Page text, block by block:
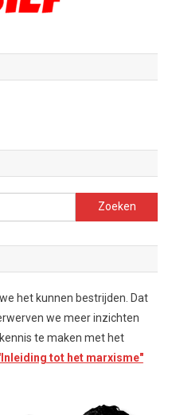
Zoeken
naar:
het kunnen bestrijden. Dat
we meer inzichten
te maken met het
tot het marxisme"